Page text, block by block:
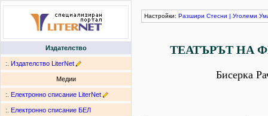
Издателство
:. Издателство LiterNet
Медии
:. Електронно списание LiterNet
:. Електронно списание БЕЛ
Настройки: Разшири Стесни | Уголеми
ТЕАТЪРЪТ НА
Бисерка